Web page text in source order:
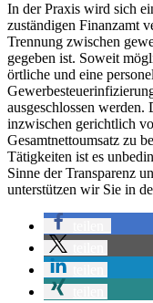
In der Praxis wird sich
zuständigen Finanzamt
Trennung zwischen
gegeben ist. Soweit
örtliche und eine
ausgeschlossen
inzwischen gerichtlich
Gesamtnettoumsatz zu
Tätigkeiten ist es
Sinne der Transparenz
unterstützen wir Sie in